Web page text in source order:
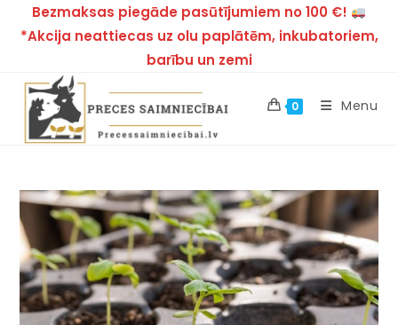
Bezmaksas piegāde pasūtījumiem no 100 €!
*Akcija neattiecas uz olu paplātēm, inkubatoriem,
barību un zemi
0 Menu